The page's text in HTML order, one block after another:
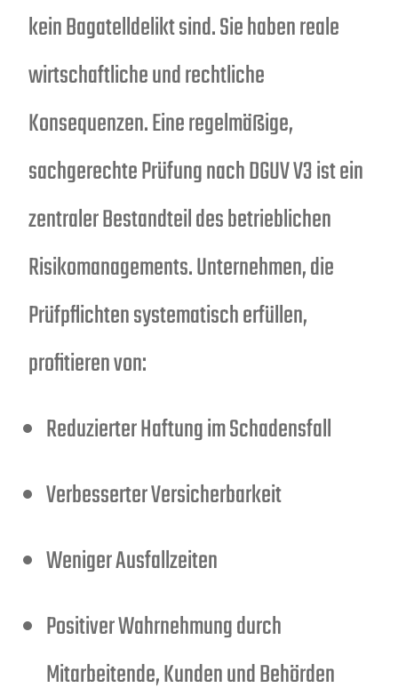
kein Bagatelldelikt sind. Sie haben reale
wirtschaftliche und rechtliche
Konsequenzen. Eine regelmäßige,
sachgerechte Prüfung nach DGUV V3 ist ein
zentraler Bestandteil des betrieblichen
Risikomanagements. Unternehmen, die
Prüfpflichten systematisch erfüllen,
profitieren von:
Reduzierter Haftung im Schadensfall
Verbesserter Versicherbarkeit
Weniger Ausfallzeiten
Positiver Wahrnehmung durch
Mitarbeitende, Kunden und Behörden